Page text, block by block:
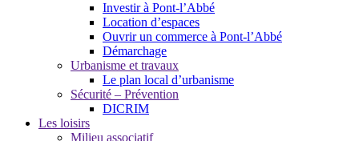
Investir à Pont-l’Abbé
Location d’espaces
Ouvrir un commerce à Pont-l’Abbé
Démarchage
Urbanisme et travaux
Le plan local d’urbanisme
Sécurité – Prévention
DICRIM
Les loisirs
Milieu associatif